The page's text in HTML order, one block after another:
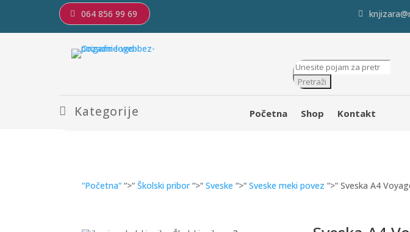
064 856 99 69
Products
search
Pretraži
Kategorije Početna Shop Kontakt
“Početna“ “>“Školski pribor“>“Sveske “>“Sveske meki povez “>“ Sveska A4